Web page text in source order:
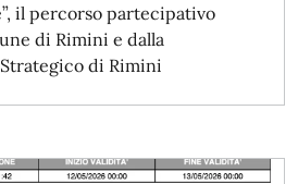
il percorso partecipativo
di Rimini e dalla
di Rimini